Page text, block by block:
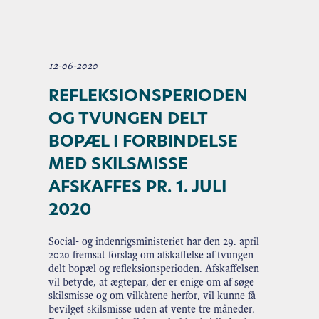
12-06-2020
REFLEKSIONSPERIODEN
OG TVUNGEN DELT
BOPÆL I FORBINDELSE
MED SKILSMISSE
AFSKAFFES PR. 1. JULI
2020
Social- og indenrigsministeriet har den 29. april
2020 fremsat forslag om afskaffelse af tvungen
delt bopæl og refleksionsperioden. Afskaffelsen
vil betyde, at ægtepar, der er enige om af søge
skilsmisse og om vilkårene herfor, vil kunne få
bevilget skilsmisse uden at vente tre måneder.